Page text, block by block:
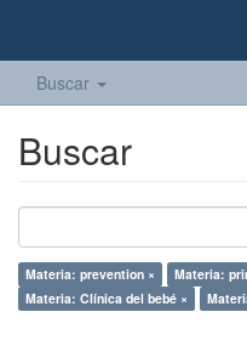
Buscar
Buscar
Materia: prevention ×
Materia:
Materia: Clínica del bebé ×